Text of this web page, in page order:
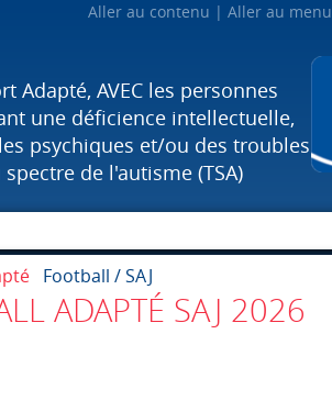
Aller au contenu Aller au menu
Adapté, AVEC les personnes
une déficience intellectuelle,
psychiques et/ou des troubles
spectre de l'autisme (TSA)
Football / SAJ
ADAPTÉ SAJ 2026